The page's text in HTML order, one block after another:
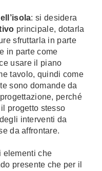
: si desidera
principale, dotarla
sfruttarla in parte
in parte come
usare il piano
tavolo, quindi come
sono domande da
perché
progetto stesso
interventi da
da affrontare.
elementi che
presente che per il